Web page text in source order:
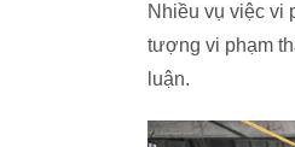
Nhiều vụ việc vi
tượng vi phạm
luận.